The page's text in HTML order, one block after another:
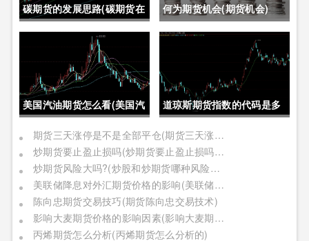
碳期货的发展思路(碳期货在
中国的发展)
何为期货机会(期货机会)
美国汽油期货怎么看(美国汽
油期货价格)
道琼斯期货指数的代码是多
少位(道琼斯期货指数的代码
是多少位的)
期货三天涨停是不是全部平仓(期货三天涨停是不是全部平仓了)
炒期货要止盈止损吗(炒期货要止盈止损吗是真的吗)
炒期货风险大吗?(炒股和炒期货哪种风险更大)
美联储降息对外汇期货价格的影响(美联储降息对外汇期货价格的影响有哪些)
陈向忠期货交易技巧(期货陈向忠交易技术)
影响大麦期货价格的影响因素(影响大麦期货价格的影响因素有哪些)
丙烯期货怎么分析(丙烯期货怎么分析的)